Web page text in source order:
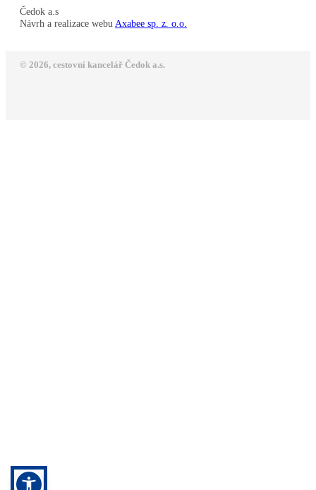
Čedok a.s
Návrh a realizace webu Axabee sp. z. o.o.
© 2026, cestovní kancelář Čedok a.s.